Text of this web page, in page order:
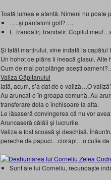
Toată lumea e atentă. Nimeni nu poate
…..şi pantaloni golf?….
E Trandafir, Trandafir. Copilul
Şi tatăl martirului, vine îndată la capătul
Un hohot de plâns îi îneacă glasul. Alte
Cum de mai pot plânge aceşti
Valiza Căpitanului
Iată, acum, s’a dat de o valiză…O
Au aruncat-o în groapa comună. Au
transferare dela o închisoare la alta.
Le lăsaseră convingerea că nu vor
Aruncaseră călăii şi lucrurile.
Valiza a fost scoasă şi deschisă.
pereche de papuci…ciorapi…o cutie de
Sunt ale lui Corneliu, recunoaşte